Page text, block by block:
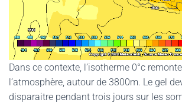
Dans ce contexte, l’isotherme 0°c
l’atmosphère, autour de 3800m. Le gel
disparaitre pendant trois jours sur les